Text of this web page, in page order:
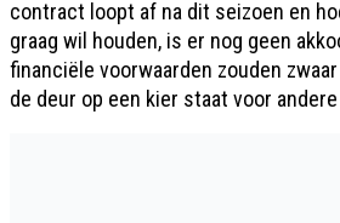
contract loopt af na dit seizoen en
graag wil houden, is er nog geen
financiële voorwaarden zouden
de deur op een kier staat voor